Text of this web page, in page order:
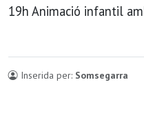
19h Animació infantil
Inserida per: Somsegarra